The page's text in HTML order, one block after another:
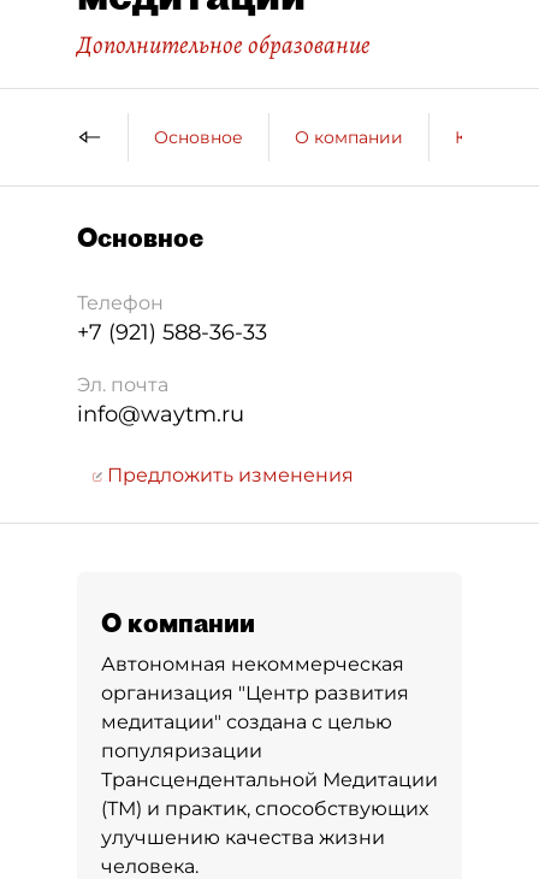
Дополнительное образование
Основное О компании
Основное
Телефон
+7 (921) 588-36-33
Эл. почта
info@waytm.ru
Предложить изменения
О компании
Автономная некоммерческая
организация "Центр развития
медитации" создана с целью
популяризации
Трансцендентальной Медитации
(ТМ) и практик, способствующих
улучшению качества жизни
человека.